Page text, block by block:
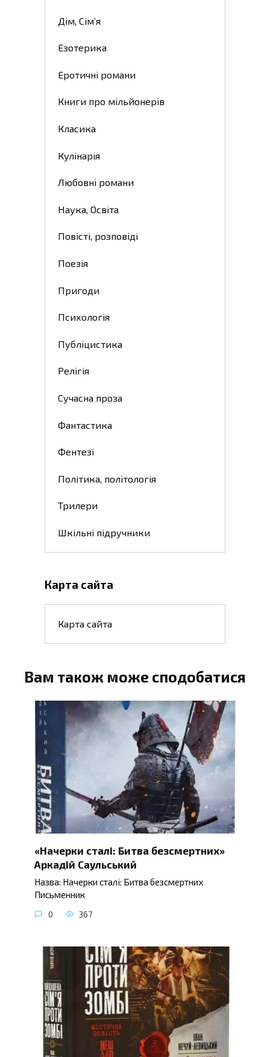
Дім, Сім’я
Езотерика
Еротичні романи
Книги про мільйонерів
Класика
Кулінарія
Любовні романи
Наука, Освіта
Повісті, розповіді
Поезія
Пригоди
Психологія
Публіцистика
Релігія
Сучасна проза
Фантастика
Фентезі
Політика, політологія
Трилери
Шкільні підручники
Карта сайта
Карта сайта
Вам також може сподобатися
«Начерки сталі: Битва безсмертних»
Аркадій Саульський
Назва: Начерки сталі: Битва безсмертних
Письменник
0 367